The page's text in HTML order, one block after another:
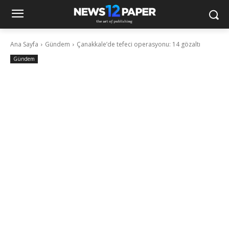
Ana Sayfa Gündem Çanakkale’de tefeci operasyonu: 14 gözaltı
Gündem